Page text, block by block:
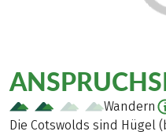
Wandern
Die Cotswolds sind Hügel